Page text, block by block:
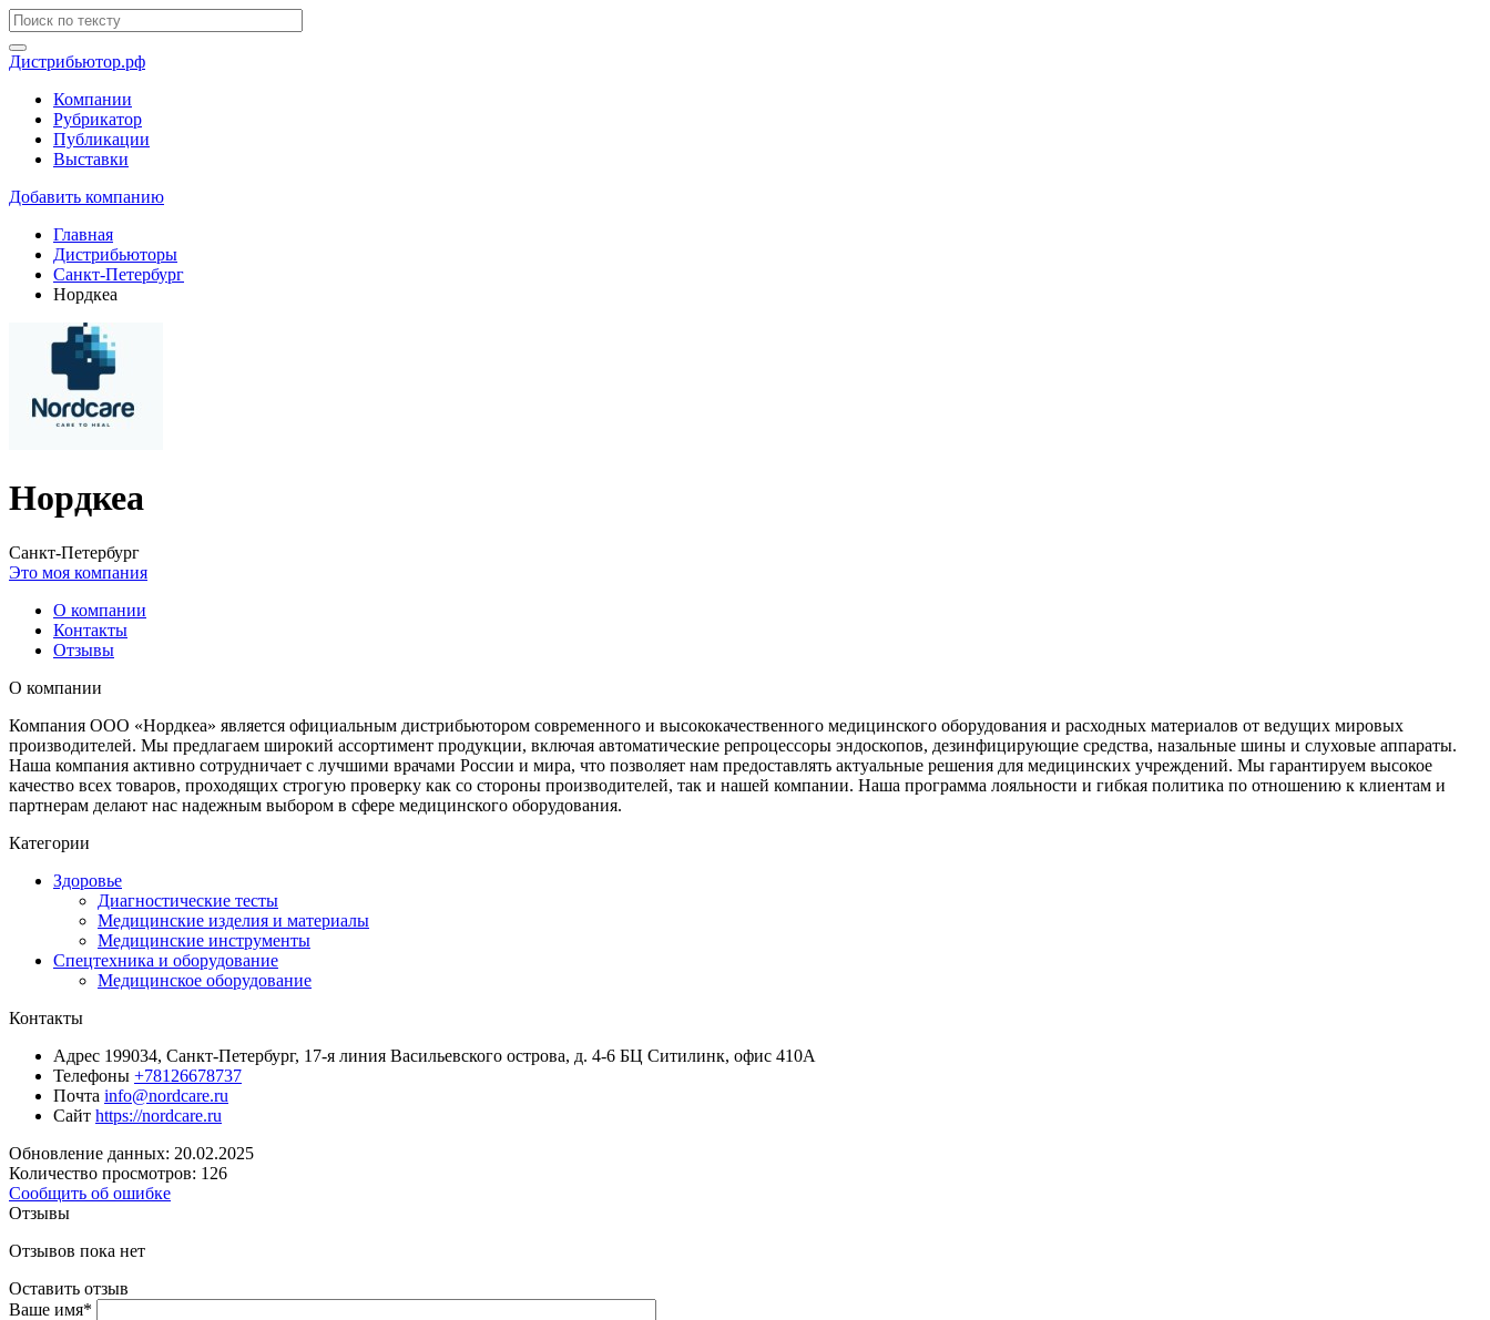
Дистрибьютор.рф
Компании
Рубрикатор
Публикации
Выставки
Добавить компанию
Главная
Дистрибьюторы
Санкт-Петербург
Нордкеа
Нордкеа
Санкт-Петербург
Это моя компания
О компании
Контакты
Отзывы
О компании
Компания ООО «Нордкеа» является официальным дистрибьютором современного и высококачественного медицинского оборудования и расходных материалов от ведущих мировых
производителей. Мы предлагаем широкий ассортимент продукции, включая автоматические репроцессоры эндоскопов, дезинфицирующие средства, назальные шины и слуховые аппараты.
Наша компания активно сотрудничает с лучшими врачами России и мира, что позволяет нам предоставлять актуальные решения для медицинских учреждений. Мы гарантируем высокое
качество всех товаров, проходящих строгую проверку как со стороны производителей, так и нашей компании. Наша программа лояльности и гибкая политика по отношению к клиентам и
партнерам делают нас надежным выбором в сфере медицинского оборудования.
Категории
Здоровье
Диагностические тесты
Медицинские изделия и материалы
Медицинские инструменты
Спецтехника и оборудование
Медицинское оборудование
Контакты
Адрес 199034, Санкт-Петербург, 17-я линия Васильевского острова, д. 4-6 БЦ Ситилинк, офис 410А
Телефоны +78126678737
Почта info@nordcare.ru
Сайт https://nordcare.ru
Обновление данных: 20.02.2025
Количество просмотров: 126
Сообщить об ошибке
Отзывы
Отзывов пока нет
Оставить отзыв
Ваше имя*